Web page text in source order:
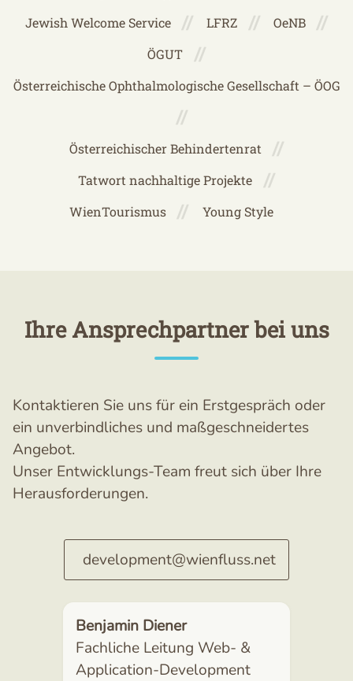
Jewish Welcome Service
LFRZ
OeNB
ÖGUT
Österreichische Ophthalmologische Gesellschaft – ÖOG
Österreichischer Behindertenrat
Tatwort nachhaltige Projekte
WienTourismus
Young Style
Ihre Ansprechpartner bei uns
Kontaktieren Sie uns für ein Erstgespräch oder
ein unverbindliches und maßgeschneidertes
Angebot.
Unser Entwicklungs-Team freut sich über Ihre
Herausforderungen.
development@wienfluss.net
Benjamin Diener
Fachliche Leitung Web- &
Application-Development